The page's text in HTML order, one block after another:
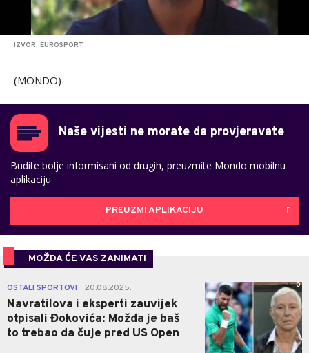
IZVOR: EUROSPORT
(MONDO)
Naše vijesti ne morate da provjeravate
Budite bolje informisani od drugih, preuzmite Mondo mobilnu
aplikaciju
PREUZMI APLIKACIJU
MOŽDA ĆE VAS ZANIMATI
OSTALI SPORTOVI 20.08.2025.
Navratilova i eksperti zauvijek
otpisali Đokovića: Možda je baš
to trebao da čuje pred US Open
0